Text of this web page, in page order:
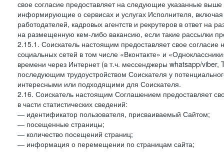
свое согласие предоставляет на следующие указанные
информирующие о сервисах и услугах Исполнителя,
работодателей, кадровых агентств и рекрутеров в ответ
на размещенную кем-либо вакансию, если такие рассылки
2.15.1. Соискатель настоящим предоставляет свое
социальных сетей в том числе «Вконтакте» и
времени через Интернет (в т.ч. мессенджеры whatsapp/
последующим трудоустройством Соискателя у
интересными или подходящими для Соискателя.
2.16. Соискатель настоящим Соглашением предоставляет
в части статистических сведений:
— идентификатор пользователя, присваиваемый Сайтом;
— посещенные страницы;
— количество посещений страниц;
— информация о перемещении по страницам сайта;